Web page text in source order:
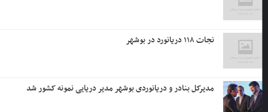
نجات ۱۱۸ دریانورد در بوشهر
مدیرکل بنادر و دریانوردی بوشهر مدیر دریایی نمونه کشور شد